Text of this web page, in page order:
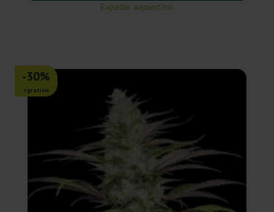
Expédié aujourd’hui
-30%
+gratisie